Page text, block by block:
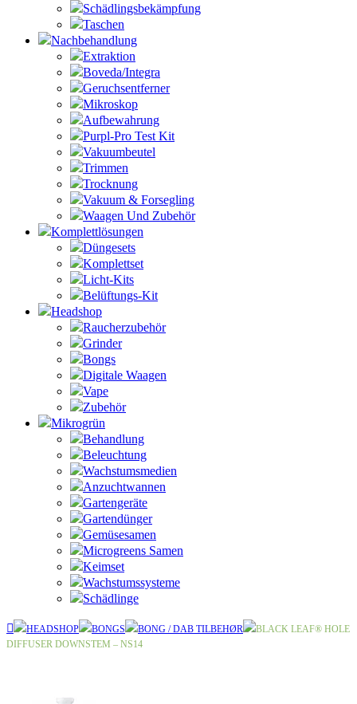
Schädlingsbekämpfung
Taschen
Nachbehandlung
Extraktion
Boveda/Integra
Geruchsentferner
Mikroskop
Aufbewahrung
Purpl-Pro Test Kit
Vakuumbeutel
Trimmen
Trocknung
Vakuum & Forsegling
Waagen Und Zubehör
Komplettlösungen
Düngesets
Komplettset
Licht-Kits
Belüftungs-Kit
Headshop
Raucherzubehör
Grinder
Bongs
Digitale Waagen
Vape
Zubehör
Mikrogrün
Behandlung
Beleuchtung
Wachstumsmedien
Anzuchtwannen
Gartengeräte
Gartendünger
Gemüsesamen
Microgreens Samen
Keimset
Wachstumssysteme
Schädlinge
HEADSHOP BONGS BONG / DAB TILBEHØR
BLACK LEAF® HOLE
DIFFUSER DOWNSTEM – NS14